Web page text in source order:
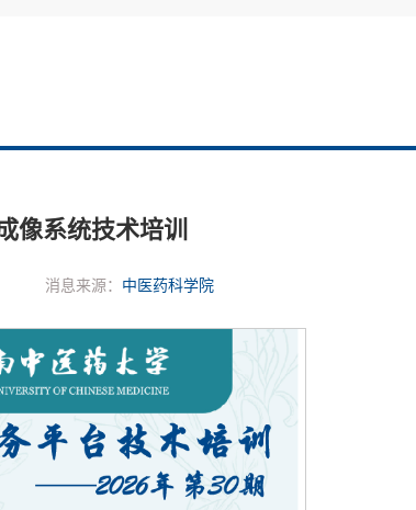
像系统技术培训
消息来源： 中医药科学院